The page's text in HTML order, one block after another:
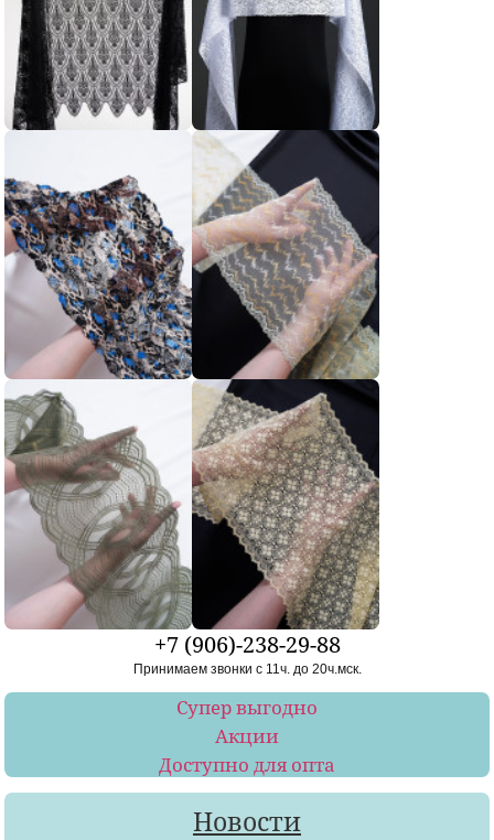
+7 (906)-238-29-88
Принимаем звонки с 11ч. до 20ч.мск.
Супер выгодно
Акции
Доступно для опта
Новости